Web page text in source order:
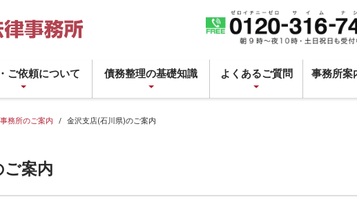
ご依頼について 債務整理の基礎知識 よくあるご質問 事務所案
務所のご案内 金沢支店(石川県)のご案内
ご案内